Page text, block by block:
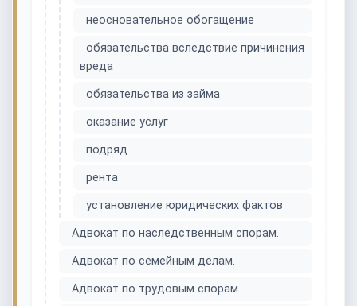
неосновательное обогащение
обязательства вследствие причинения
вреда
обязательства из займа
оказание услуг
подряд
рента
установление юридических фактов
Адвокат по наследственным спорам.
Адвокат по семейным делам.
Адвокат по трудовым спорам.